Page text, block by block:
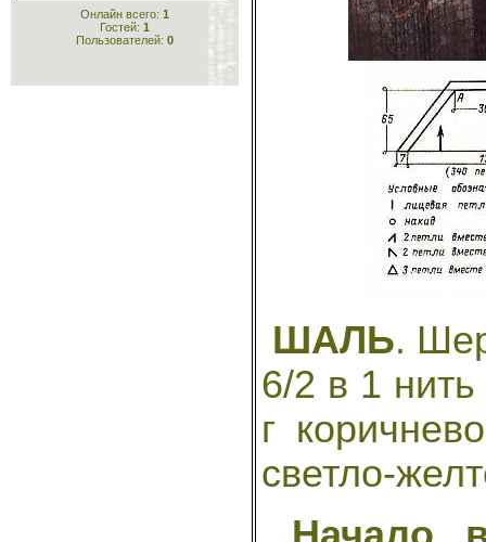
Онлайн всего: 1
Гостей: 1
Пользователей: 0
ШАЛЬ.
6/2 в 1
г
светло-